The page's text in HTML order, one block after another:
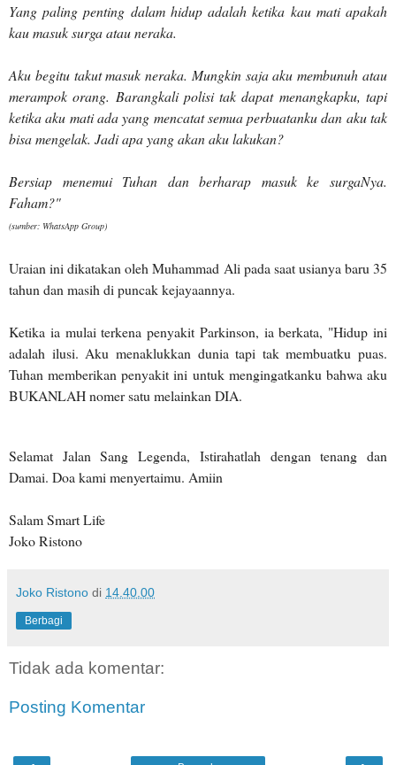
Yang paling penting dalam hidup adalah ketika kau mati apakah
kau masuk surga atau neraka.
Aku begitu takut masuk neraka. Mungkin saja aku membunuh atau
merampok orang. Barangkali polisi tak dapat menangkapku, tapi
ketika aku mati ada yang mencatat semua perbuatanku dan aku tak
bisa mengelak. Jadi apa yang akan aku lakukan?
Bersiap menemui Tuhan dan berharap masuk ke surgaNya.
Faham?"
(sumber: WhatsApp Group)
Uraian ini dikatakan oleh Muhammad Ali pada saat usianya baru 35
tahun dan masih di puncak kejayaannya.
Ketika ia mulai terkena penyakit Parkinson, ia berkata, "Hidup ini
adalah ilusi. Aku menaklukkan dunia tapi tak membuatku puas.
Tuhan memberikan penyakit ini untuk mengingatkanku bahwa aku
BUKANLAH nomer satu melainkan DIA.
Selamat Jalan Sang Legenda, Istirahatlah dengan tenang dan
Damai. Doa kami menyertaimu. Amiin
Salam Smart Life
Joko Ristono
Joko Ristono di 14.40.00
Berbagi
Tidak ada komentar:
Posting Komentar